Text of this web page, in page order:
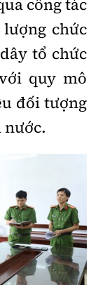
công tác
chức
tổ chức
quy mô
đối tượng